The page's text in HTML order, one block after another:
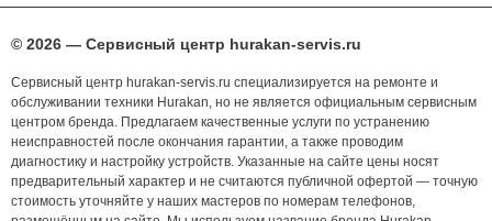
© 2026 — Сервисный центр hurakan-servis.ru
Сервисный центр hurakan-servis.ru специализируется на ремонте и
обслуживании техники Hurakan, но не является официальным сервисным
центром бренда. Предлагаем качественные услуги по устранению
неисправностей после окончания гарантии, а также проводим
диагностику и настройку устройств. Указанные на сайте цены носят
предварительный характер и не считаются публичной офертой — точную
стоимость уточняйте у наших мастеров по номерам телефонов,